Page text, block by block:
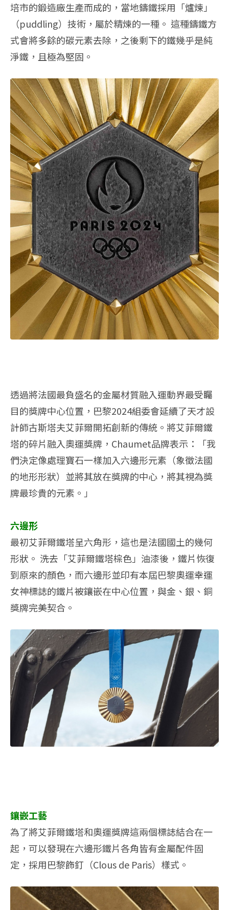
培市的鍛造廠生產而成的，當地鑄鐵採用「爐煉」
（puddling）技術，屬於精煉的一種。 這種鑄鐵方
式會將多餘的碳元素去除，之後剩下的鐵幾乎是純
淨鐵，且極為堅固。
透過將法國最負盛名的金屬材質融入運動界最受矚
目的獎牌中心位置，巴黎2024組委會延續了天才設
計師古斯塔夫艾菲爾開拓創新的傳統。將艾菲爾鐵
塔的碎片融入奧運獎牌，Chaumet品牌表示：「我
們決定像處理寶石一樣加入六邊形元素（象徵法國
的地形形狀）並將其放在獎牌的中心，將其視為獎
牌最珍貴的元素。」
六邊形
最初艾菲爾鐵塔呈六角形，這也是法國國土的幾何
形狀。 洗去「艾菲爾鐵塔棕色」油漆後，鐵片恢復
到原來的顏色，而六邊形並印有本屆巴黎奧運幸運
女神標誌的鐵片被鑲嵌在中心位置，與金、銀、銅
獎牌完美契合。
鑲嵌工藝
為了將艾菲爾鐵塔和奧運獎牌這兩個標誌結合在一
起，可以發現在六邊形鐵片各角皆有金屬配件固
定，採用巴黎飾釘（Clous de Paris）樣式。